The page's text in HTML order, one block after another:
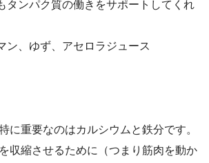
タンパク質の働きをサポートしてくれ
ン、ゆず、アセロラジュース
に重要なのはカルシウムと鉄分です。
収縮させるために（つまり筋肉を動か